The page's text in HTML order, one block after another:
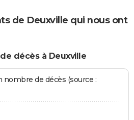
de Deuxville qui nous ont
décès à Deuxville
de décès (source :